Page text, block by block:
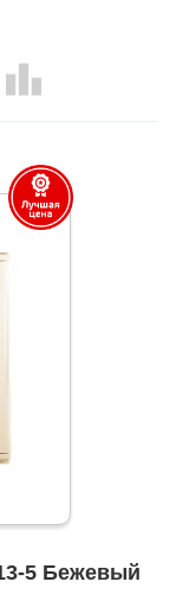
leaderboard
5 Бежевый